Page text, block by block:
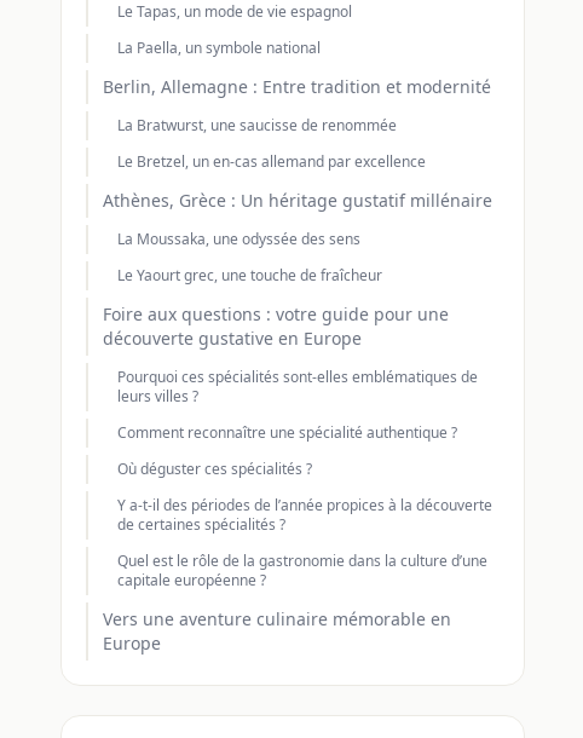
Le Tapas, un mode de vie espagnol
La Paella, un symbole national
Berlin, Allemagne : Entre tradition et modernité
La Bratwurst, une saucisse de renommée
Le Bretzel, un en-cas allemand par excellence
Athènes, Grèce : Un héritage gustatif millénaire
La Moussaka, une odyssée des sens
Le Yaourt grec, une touche de fraîcheur
Foire aux questions : votre guide pour une
découverte gustative en Europe
Pourquoi ces spécialités sont-elles emblématiques de
leurs villes ?
Comment reconnaître une spécialité authentique ?
Où déguster ces spécialités ?
Y a-t-il des périodes de l’année propices à la découverte
de certaines spécialités ?
Quel est le rôle de la gastronomie dans la culture d’une
capitale européenne ?
Vers une aventure culinaire mémorable en
Europe